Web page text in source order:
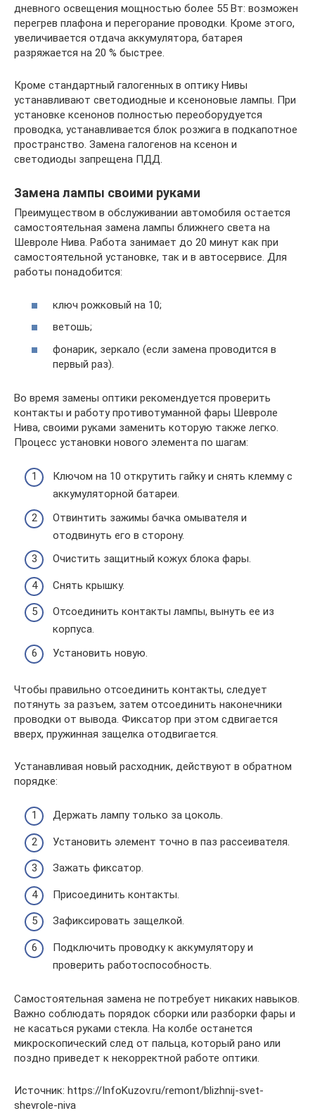
дневного освещения мощностью более 55 Вт: возможен
перегрев плафона и перегорание проводки. Кроме этого,
увеличивается отдача аккумулятора, батарея
разряжается на 20 % быстрее.
Кроме стандартный галогенных в оптику Нивы
устанавливают светодиодные и ксеноновые лампы. При
установке ксенонов полностью переоборудуется
проводка, устанавливается блок розжига в подкапотное
пространство. Замена галогенов на ксенон и
светодиоды запрещена ПДД.
Замена лампы своими руками
Преимуществом в обслуживании автомобиля остается
самостоятельная замена лампы ближнего света на
Шевроле Нива. Работа занимает до 20 минут как при
самостоятельной установке, так и в автосервисе. Для
работы понадобится:
ключ рожковый на 10;
ветошь;
фонарик, зеркало (если замена проводится в
первый раз).
Во время замены оптики рекомендуется проверить
контакты и работу противотуманной фары Шевроле
Нива, своими руками заменить которую также легко.
Процесс установки нового элемента по шагам:
Ключом на 10 открутить гайку и снять клемму с
аккумуляторной батареи.
Отвинтить зажимы бачка омывателя и
отодвинуть его в сторону.
Очистить защитный кожух блока фары.
Снять крышку.
Отсоединить контакты лампы, вынуть ее из
корпуса.
Установить новую.
Чтобы правильно отсоединить контакты, следует
потянуть за разъем, затем отсоединить наконечники
проводки от вывода. Фиксатор при этом сдвигается
вверх, пружинная защелка отодвигается.
Устанавливая новый расходник, действуют в обратном
порядке:
Держать лампу только за цоколь.
Установить элемент точно в паз рассеивателя.
Зажать фиксатор.
Присоединить контакты.
Зафиксировать защелкой.
Подключить проводку к аккумулятору и
проверить работоспособность.
Самостоятельная замена не потребует никаких навыков.
Важно соблюдать порядок сборки или разборки фары и
не касаться руками стекла. На колбе останется
микроскопический след от пальца, который рано или
поздно приведет к некорректной работе оптики.
Источник: https://InfoKuzov.ru/remont/blizhnij-svet-
shevrole-niva